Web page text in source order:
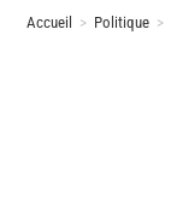
Accueil > Politique >